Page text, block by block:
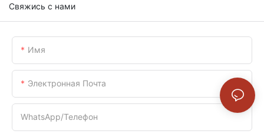
Свяжись с нами
Имя
Электронная Почта
WhatsApp/телефон